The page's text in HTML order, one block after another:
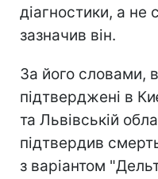
діагностики, а не
зазначив він.
За його словами,
підтверджені в
та Львівській
підтвердив
з варіантом